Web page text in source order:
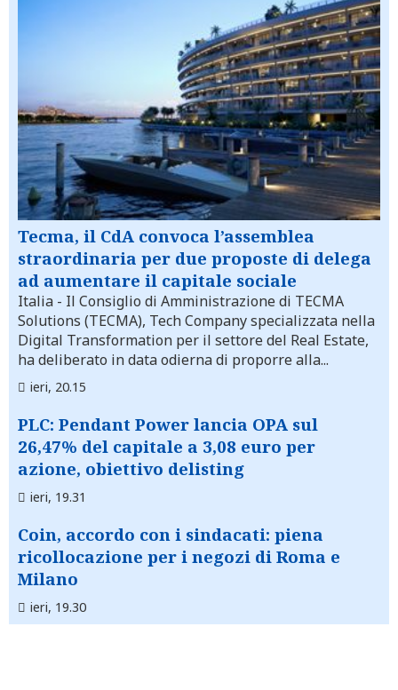
Tecma, il CdA convoca l’assemblea
straordinaria per due proposte di delega
ad aumentare il capitale sociale
Italia - Il Consiglio di Amministrazione di TECMA
Solutions (TECMA), Tech Company specializzata nella
Digital Transformation per il settore del Real Estate,
ha deliberato in data odierna di proporre alla...
ieri, 20.15
PLC: Pendant Power lancia OPA sul
26,47% del capitale a 3,08 euro per
azione, obiettivo delisting
ieri, 19.31
Coin, accordo con i sindacati: piena
ricollocazione per i negozi di Roma e
Milano
ieri, 19.30